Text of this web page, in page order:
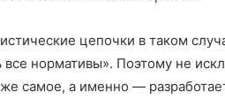
цепочки в таком
все нормативы». Поэтому не
самое, а именно —